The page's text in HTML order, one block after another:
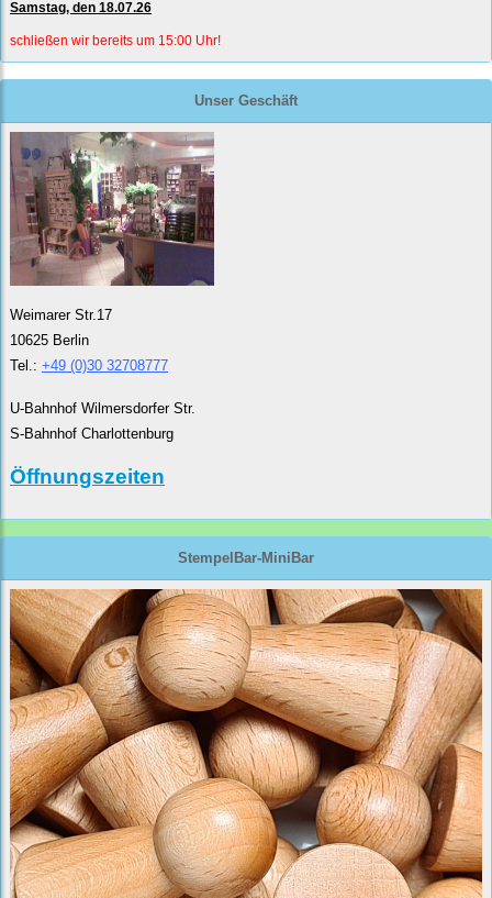
Samstag, den 18.07.26
schließen wir bereits um 15:00 Uhr!
Unser Geschäft
Weimarer Str.17
10625 Berlin
Tel.: +49 (0)30 32708777
U-Bahnhof Wilmersdorfer Str.
S-Bahnhof Charlottenburg
Öffnungszeiten
StempelBar-MiniBar